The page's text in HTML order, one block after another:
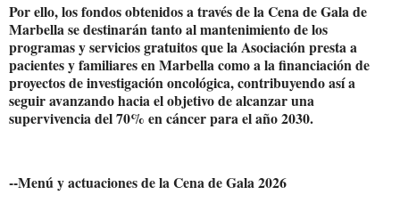
Por ello, los fondos obtenidos a través de la Cena de Gala de
Marbella se destinarán tanto al mantenimiento de los
programas y servicios gratuitos que la Asociación presta a
pacientes y familiares en Marbella como a la financiación de
proyectos de investigación oncológica, contribuyendo así a
seguir avanzando hacia el objetivo de alcanzar una
supervivencia del 70% en cáncer para el año 2030.
--Menú y actuaciones de la Cena de Gala 2026